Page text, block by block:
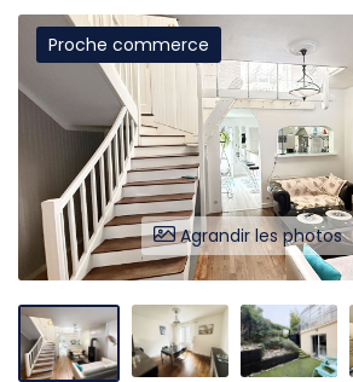
Liens utiles Partenaires Nos avis
Agrandir les photos
Proche commerce